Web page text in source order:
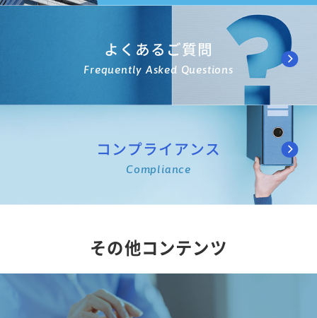
よくあるご質問
Frequently Asked Questions
コンプライアンス
Compliance
その他コンテンツ